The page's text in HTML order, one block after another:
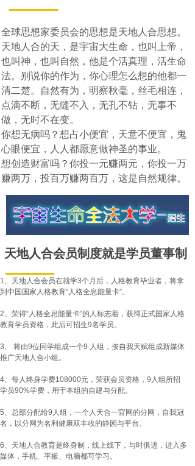
全球思想家委员会的思想是天地人合思想。
天地人合的天，是宇宙大生命，也叫上帝，
也叫神，也叫自然，他是个活真理，活生命
法。别说你的作为，你心理怎么想的他都一
清二楚。自然有为，明察秋毫，丝毛相连，
点滴不断，无缝不入，无孔不钻，无事不
做，无时不在变。
你想无病吗？想占小便宜，天意不便宜，鬼
心眼便宜，人人都愿意做神圣的事业。
想创造财富吗？你投一元赚两元，你投一万
赚两万，投百万赚两百万，这是自然规律。
天地人合会员制度就是学员董事制
1、天地人合会员在就学3个月后，人格教育毕业者，将拿
到中国国家人格教育“人格全息能量卡”。
2、荣得“人格全息能量卡”的人标志着，获得正式国家人格
教育学员资格，此后可招生9名学员。
3、 将由9位同学组成一个9 人组，按自我天赋组成新媒体
推广天地人合小组。
4、每人终身学费108000元，荣获会员资格，9人组所招
学员90%学费，用于本组的自建与分配。
5、总部分配给9人组，一个人天合一官网的分网，自我冠
名，以分网为名利健康双丰收的静园与平台。
6、天地人合教育是终身制，线上线下，与时俱进，进入多
媒体，手机、平板、电脑都可学习。